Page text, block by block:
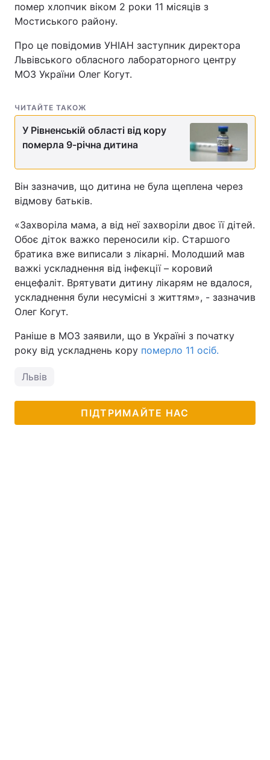
помер хлопчик віком 2 роки 11 місяців з
Мостиського району.
Про це повідомив УНІАН заступник директора
Львівського обласного лабораторного центру
МОЗ України Олег Когут.
ЧИТАЙТЕ ТАКОЖ
У Рівненській області від кору
померла 9-річна дитина
Він зазначив, що дитина не була щеплена через
відмову батьків.
«Захворіла мама, а від неї захворіли двоє її дітей.
Обоє діток важко переносили кір. Старшого
братика вже виписали з лікарні. Молодший мав
важкі ускладнення від інфекції – коровий
енцефаліт. Врятувати дитину лікарям не вдалося,
ускладнення були несумісні з життям», - зазначив
Олег Когут.
Раніше в МОЗ заявили, що в Україні з початку
року від ускладнень кору померло 11 осіб.
Львів
ПІДТРИМАЙТЕ НАС